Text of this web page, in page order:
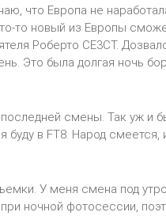
что Европа не
то новый из Европы
Роберто CE3CT.
Это была долгая ночь
смены. Так уж и
в FT8. Народ смеется,
У меня смена под
ночной фотосессии,